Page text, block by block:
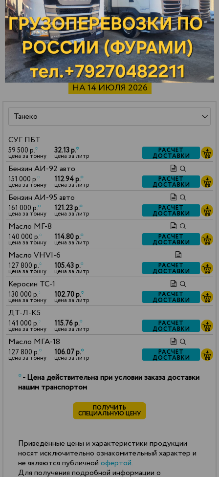
Зарайск
Павлово
Ярославль
СТОИМОСТЬ НЕФТЕПРОДУКТОВ
НА 14 ИЮЛЯ 2026
СУГ ПБТ
59 500 р.*
цена за тонну
32.13 р.*
цена за литр
РАСЧЕТ
ДОСТАВКИ
Бензин АИ-92 авто
151 000 р.*
цена за тонну
112.94 р.*
цена за литр
РАСЧЕТ
ДОСТАВКИ
Бензин АИ-95 авто
161 000 р.*
цена за тонну
121.23 р.*
цена за литр
РАСЧЕТ
ДОСТАВКИ
Масло МГ-8
140 000 р.*
цена за тонну
114.80 р.*
цена за литр
РАСЧЕТ
ДОСТАВКИ
Масло VHVI-6
127 800 р.*
цена за тонну
105.43 р.*
цена за литр
РАСЧЕТ
ДОСТАВКИ
Керосин ТС-1
130 000 р.*
цена за тонну
102.70 р.*
цена за литр
РАСЧЕТ
ДОСТАВКИ
ДТ-Л-К5
141 000 р.*
цена за тонну
115.76 р.*
цена за литр
РАСЧЕТ
ДОСТАВКИ
Масло МГА-18
127 800 р.*
цена за тонну
106.07 р.*
цена за литр
РАСЧЕТ
ДОСТАВКИ
*- Цена действительна при условии заказа доставки
нашим транспортом
ПОЛУЧИТЬ
СПЕЦИАЛЬНУЮ ЦЕНУ
Приведённые цены и характеристики продукции
носят исключительно ознакомительный характер и
не являются публичной офертой.
Для получения подробной информации о